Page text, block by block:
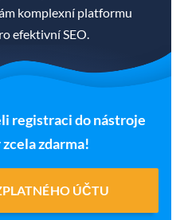
komplexní platformu
efektivní SEO.
registraci do nástroje
zdarma!
ÚČTU